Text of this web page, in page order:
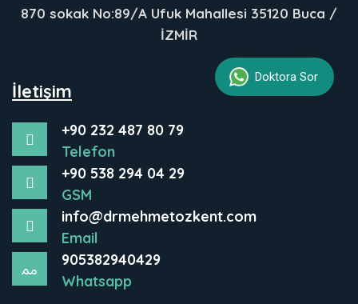
Doktora Sor
870 sokak No:89/A Ufuk Mahallesi 35120 Buca /
İZMİR
İletişim
+90 232 487 80 79
Telefon
+90 538 294 04 29
GSM
info@drmehmetozkent.com
Email
905382940429
Whatsapp